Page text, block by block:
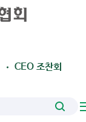
CEO 조찬회